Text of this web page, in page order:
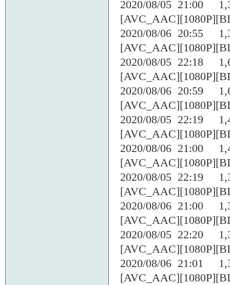
2020/08/05 21:00
2020/08/06 20:55
2020/08/05 22:18
2020/08/06 20:59
2020/08/05 22:19
2020/08/06 21:00
2020/08/05 22:19
2020/08/06 21:00
2020/08/05 22:20
2020/08/06 21:01